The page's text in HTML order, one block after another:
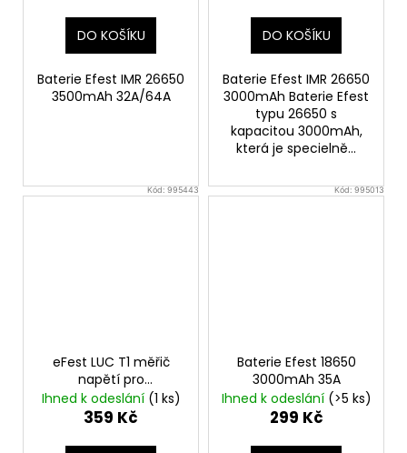
DO KOŠÍKU
Baterie Efest IMR 26650
3500mAh 32A/64A
DO KOŠÍKU
Baterie Efest IMR 26650
3000mAh Baterie Efest
typu 26650 s
kapacitou 3000mAh,
která je specielně...
Kód:995443
eFest LUC T1 měřič
napětí pro
monočlánky
Ihned k odeslání (1 ks)
359 Kč
Kód:995013
Baterie Efest 18650
3000mAh 35A
Ihned k odeslání (>5 ks)
299 Kč